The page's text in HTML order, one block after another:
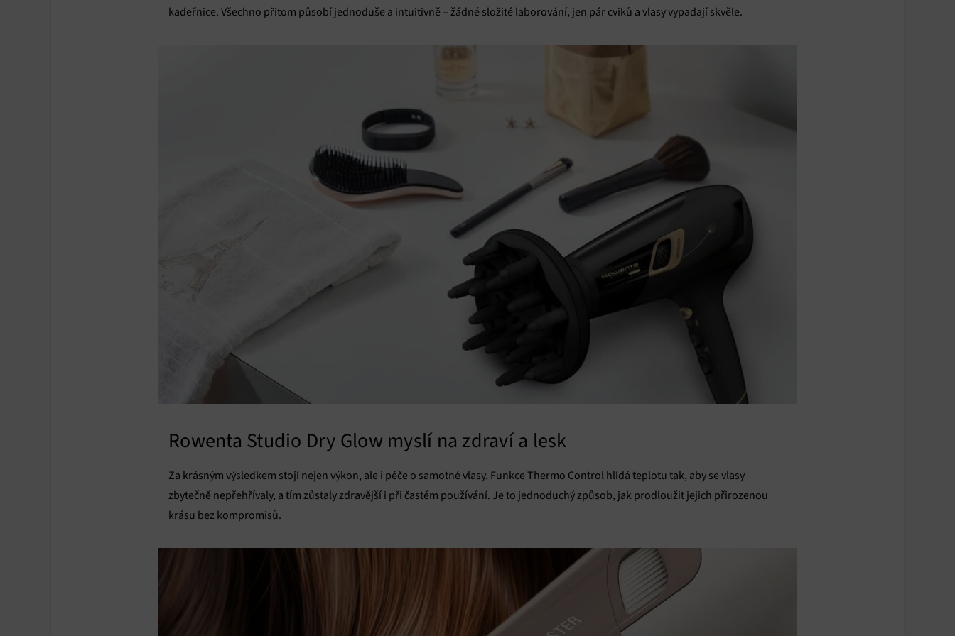
Poskytování a zobrazování reklamy a obsahu, Ukládání a sdělování voleb
ochrany osobních údajů.
Vždy aktivní
kadeřnice. Všechno přitom působí jednoduše a intuitivně – žádné složité laborování, jen pár cviků a vlasy vypadají skvěle.
Rowenta Studio Dry Glow myslí na zdraví a lesk
Za krásným výsledkem stojí nejen výkon, ale i péče o samotné vlasy. Funkce Thermo Control hlídá teplotu tak, aby se vlasy
zbytečně nepřehřívaly, a tím zůstaly zdravější i při častém používání. Je to jednoduchý způsob, jak prodloužit jejich přirozenou
krásu bez kompromisů.